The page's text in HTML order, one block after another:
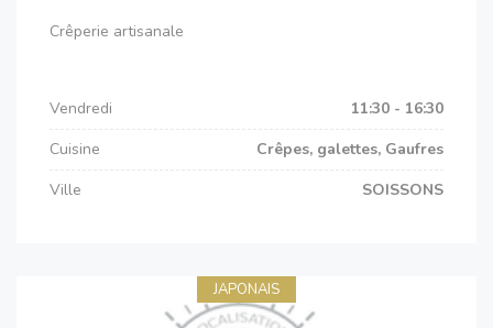
Crêperie artisanale
Vendredi
11:30 - 16:30
Cuisine
Crêpes, galettes, Gaufres
Ville
SOISSONS
JAPONAIS